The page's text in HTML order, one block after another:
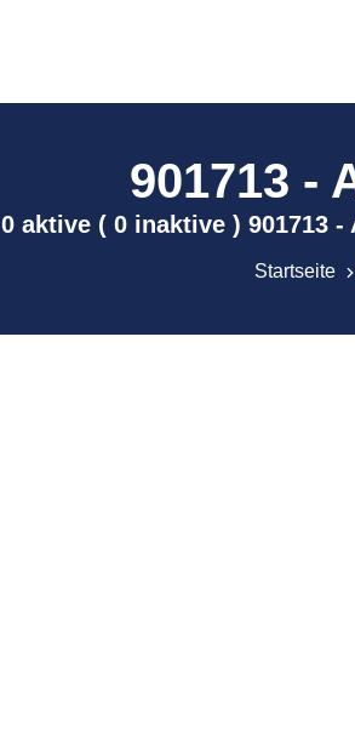
901713 -
0 aktive ( 0 inaktive ) 901713 -
Startseite